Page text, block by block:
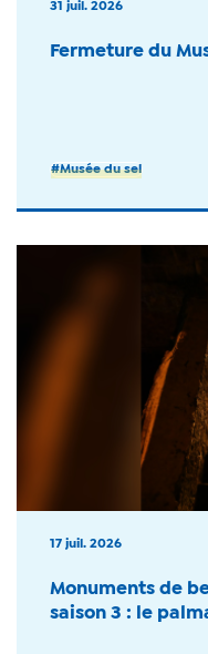
31 juil. 2026
Fermeture du
#Musée du sel
17 juil. 2026
Monuments de
saison 3 : le